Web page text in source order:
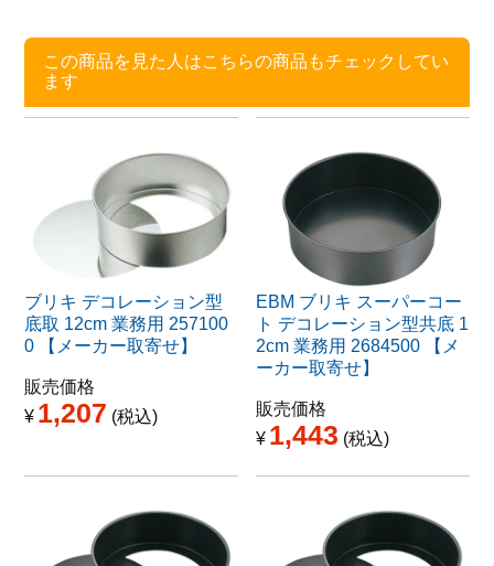
この商品を見た人はこちらの商品もチェックしてい
ます
ブリキ デコレーション型
底取 12cm 業務用 257100
0 【メーカー取寄せ】
販売価格
¥ 1,207 税込
EBM ブリキ スーパーコー
ト デコレーション型共底 1
2cm 業務用 2684500 【メ
ーカー取寄せ】
販売価格
¥ 1,443 税込